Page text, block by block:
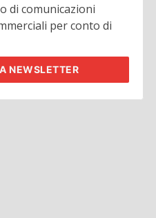
di comunicazioni
per conto di
NEWSLETTER